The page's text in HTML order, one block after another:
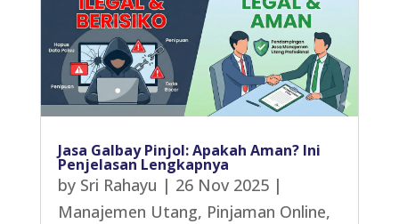
Jasa Galbay Pinjol: Apakah Aman? Ini
Penjelasan Lengkapnya
by Sri Rahayu | 26 Nov 2025|
Manajemen Utang, Pinjaman Online,